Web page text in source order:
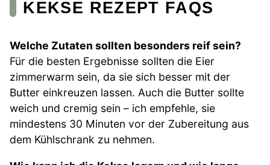
KEKSE REZEPT FAQS
Welche Zutaten sollten besonders reif sein?
Für die besten Ergebnisse sollten die Eier
zimmerwarm sein, da sie sich besser mit der
Butter einkreuzen lassen. Auch die Butter sollte
weich und cremig sein – ich empfehle, sie
mindestens 30 Minuten vor der Zubereitung aus
dem Kühlschrank zu nehmen.